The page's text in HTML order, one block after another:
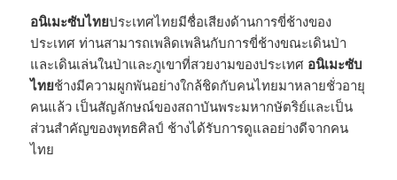
อนิเมะซับไทยประเทศไทยมีชื่อเสียงด้านการขี่ช้างของ
ประเทศ ท่านสามารถเพลิดเพลินกับการขี่ช้างขณะเดินป่า
และเดินเล่นในป่าและภูเขาที่สวยงามของประเทศ อนิเมะซับ
ไทยช้างมีความผูกพันอย่างใกล้ชิดกับคนไทยมาหลายชั่วอายุ
คนแล้ว เป็นสัญลักษณ์ของสถาบันพระมหากษัตริย์และเป็น
ส่วนสำคัญของพุทธศิลป์ ช้างได้รับการดูแลอย่างดีจากคน
ไทย